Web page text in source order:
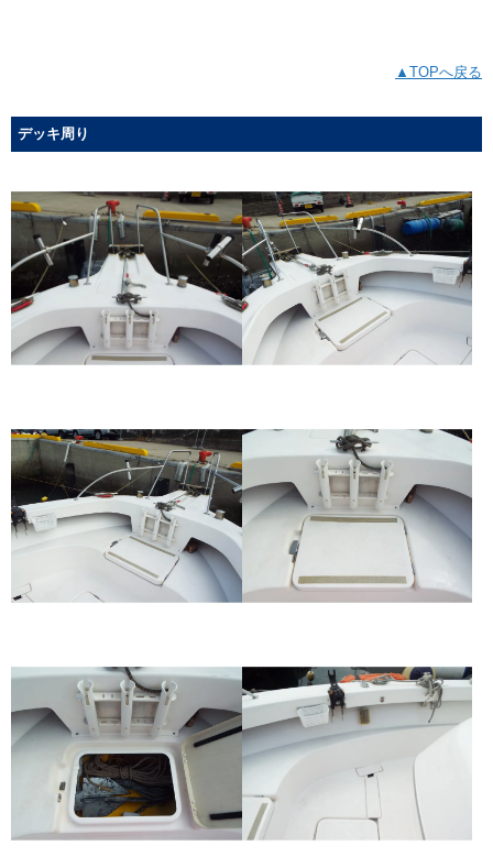
▲TOPへ戻る
デッキ周り